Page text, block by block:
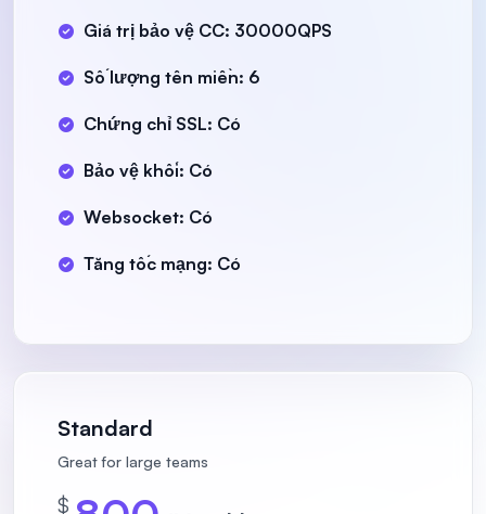
Giá trị bảo vệ CC: 30000QPS
Số lượng tên miền: 6
Chứng chỉ SSL: Có
Bảo vệ khối: Có
Websocket: Có
Tăng tốc mạng: Có
Standard
Great for large teams
$